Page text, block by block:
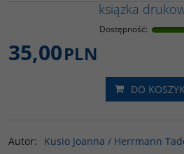
ksiązka
Dostępność:
35,00PLN
DO
Autor: Kusio Joanna / Herrmann